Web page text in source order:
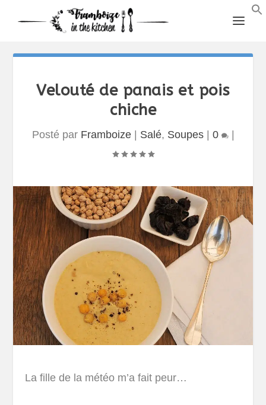
Velouté de panais et pois
chiche
Posté par Framboize| Salé, Soupes| 0 |
La fille de la météo m’a fait peur…